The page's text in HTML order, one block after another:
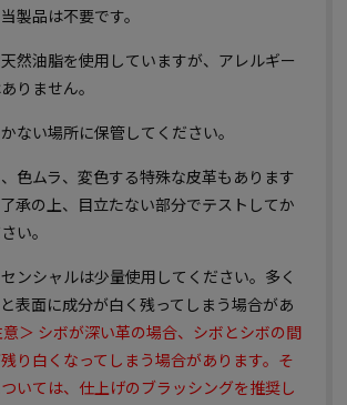
製品は不要です。
然油脂を使用していますが、アレルギー
りません。
ない場所に保管してください。
色ムラ、変色する特殊な皮革もあります
承の上、目立たない部分でテストしてか
い。
ンシャルは少量使用してください。多く
表面に成分が白く残ってしまう場合があ
意＞ シボが深い革の場合、シボとシボの間
り白くなってしまう場合があります。そ
いては、仕上げのブラッシングを推奨し